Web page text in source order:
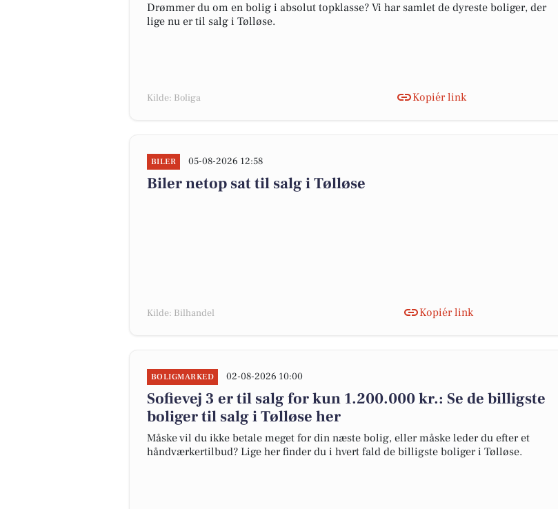
Drømmer du om en bolig i absolut topklasse? Vi har samlet de dyreste boliger, der
lige nu er til salg i Tølløse.
Kilde: Boliga Kopiér link
BILER 05-08-2026 12:58
Biler netop sat til salg i Tølløse
Kilde: Bilhandel Kopiér link
BOLIGMARKED 02-08-2026 10:00
Sofievej 3 er til salg for kun 1.200.000 kr.: Se de billigste
boliger til salg i Tølløse her
Måske vil du ikke betale meget for din næste bolig, eller måske leder du efter et
håndværkertilbud? Lige her finder du i hvert fald de billigste boliger i Tølløse.